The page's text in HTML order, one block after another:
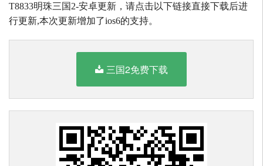
T8833明珠三国2-安卓更新，请点击以下链接直接下载后进
行更新,本次更新增加了ios6的支持。
三国2免费下载